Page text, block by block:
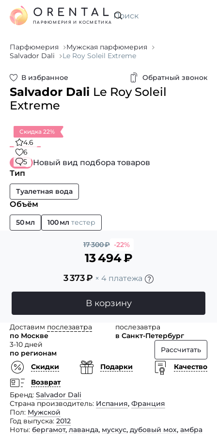
Искать
ORENTAL
ПАРФЮМЕРИЯ И КОСМЕТИКА
Парфюмерия
Мужская парфюмерия
Salvador Dali
Le Roy Soleil Extreme
В избранное Обратный звонок
Salvador Dali Le Roy Soleil
Extreme
Скидка 22%
4.6
6
5
Новый вид подбора товаров
Тип
Туалетная вода
Объём
50 мл 100 мл тестер
17 300₽ -22%
13 494₽
3 373₽ × 4 платежа
В корзину
Доставим послезавтра
по Москве
послезавтра
в Санкт-Петербург
3-10 дней
по регионам
Рассчитать
Скидки
Подарки
Качество
Возврат
Бренд Salvador Dali
Страна производитель Испания, Франция
Пол Мужской
Год выпуска 2012
Ноты бергамот, лаванда, мускус, дубовый мох, амбра